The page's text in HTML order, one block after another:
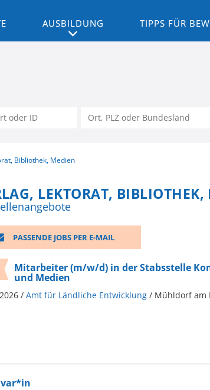
AUSBILDUNG TIPPS FÜR
Bibliothek, Medien
LEKTORAT, BIBLIOTHEK,
PASSENDE JOBS PER E-MAIL
Mitarbeiter (m/w/d) in der Stabsstelle
und Medien
/ Amt für Ländliche Entwicklung / Mühldorf am